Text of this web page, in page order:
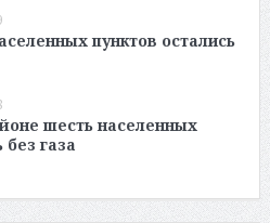
пунктов остались
шесть населенных
без газа